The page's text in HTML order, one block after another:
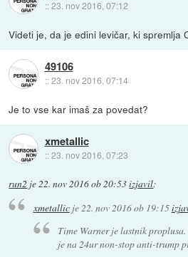
::23. nov 2016, 07:12
Videti je, da je edini levičar, ki spremlja
49106
::23. nov 2016, 07:14
Je to vse kar imaš za povedat?
xmetallic
::23. nov 2016, 07:23
run2 je22. nov 2016 ob 20:53izjavil:
xmetallicje 22. nov 2016 ob 19:15
Time Warner je lastnik
je na 24ur non-stop anti-trump